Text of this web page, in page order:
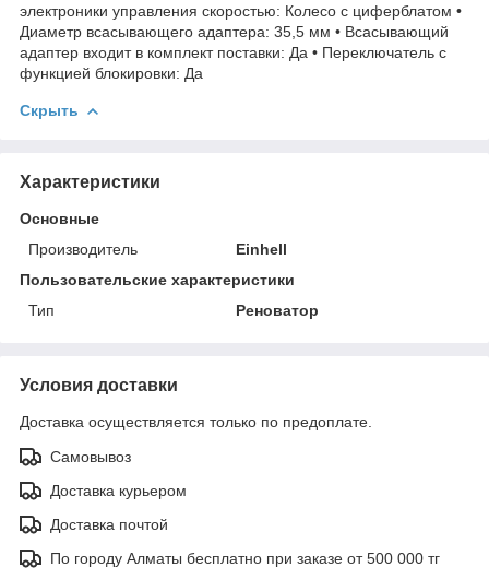
электроники управления скоростью: Колесо с циферблатом •
Диаметр всасывающего адаптера: 35,5 мм • Всасывающий
адаптер входит в комплект поставки: Да • Переключатель с
функцией блокировки: Да
Скрыть
Характеристики
Основные
Производитель
Einhell
Пользовательские характеристики
Тип
Реноватор
Условия доставки
Доставка осуществляется только по предоплате.
Самовывоз
Доставка курьером
Доставка почтой
По городу Алматы бесплатно при заказе от 500 000 тг